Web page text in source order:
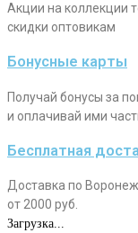
Акции на коллекции
скидки оптовикам
Бонусные карты
Получай бонусы за
и оплачивай ими
Бесплатная
Доставка по
от 2000 руб.
Загрузка...